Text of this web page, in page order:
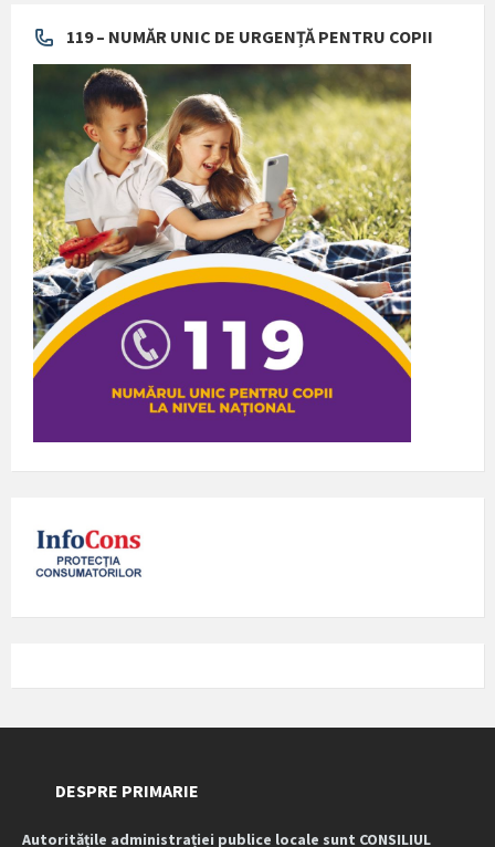
119 – NUMĂR UNIC DE URGENȚĂ PENTRU COPII
DESPRE PRIMARIE
Autoritățile administrației publice locale sunt CONSILIUL